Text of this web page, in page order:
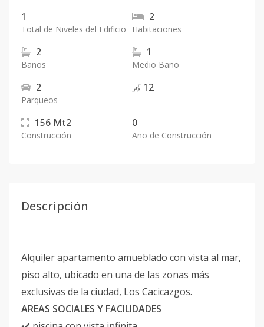
1
Total de Niveles del Edificio
2
Habitaciones
2
Baños
1
Medio Baño
2
Parqueos
12
156 Mt2
Construcción
0
Año de Construcción
Descripción
Alquiler apartamento amueblado con vista al mar,
piso alto, ubicado en una de las zonas más
exclusivas de la ciudad, Los Cacicazgos.
AREAS SOCIALES Y FACILIDADES